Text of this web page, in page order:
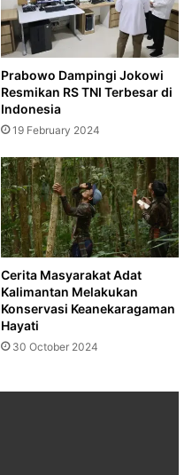
Prabowo Dampingi Jokowi
Resmikan RS TNI Terbesar di
Indonesia
19 February 2024
Cerita Masyarakat Adat
Kalimantan Melakukan
Konservasi Keanekaragaman
Hayati
30 October 2024